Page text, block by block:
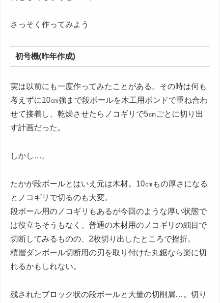
さっそく作ってみよう
初号機(昨年作成)
実は以前にも一度作ってみたことがある。その時は何も
考えずに10㎝強まで段ボールを木工用ボンドで重ね合わ
せて接着し、乾燥させたらノコギリで5㎝ごとに切り出
す計画だった。
しかし…。
たかが段ボールとはいえ元は木材。10㎝もの厚さになる
とノコギリで切るのも大変。
段ボール用のノコギリもあるが今回のような厚い状態で
は役立ちそうもなく、普通の木材用のノコギリの細目で
切断してみるものの、2枚切り出したところで挫折。
積層ダンボール切断用の刃を取り付けた丸鋸なら楽に切
れるかもしれない。
残されたブロック状の段ボールと大量の切削屑…。切り